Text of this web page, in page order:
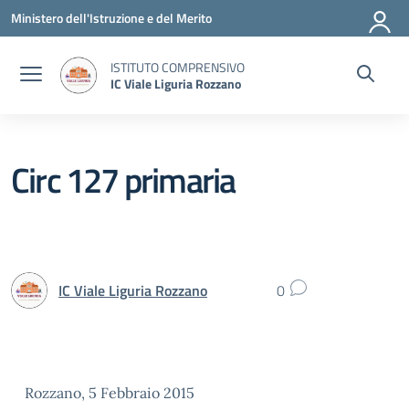
Vai ai contenuti
Vai al menu di navigazione
Vai al footer
Ministero dell'Istruzione e del Merito
ISTITUTO COMPRENSIVO
IC Viale Liguria Rozzano
Circ 127 primaria
IC Viale Liguria Rozzano 0
Rozzano, 5 Febbraio 2015